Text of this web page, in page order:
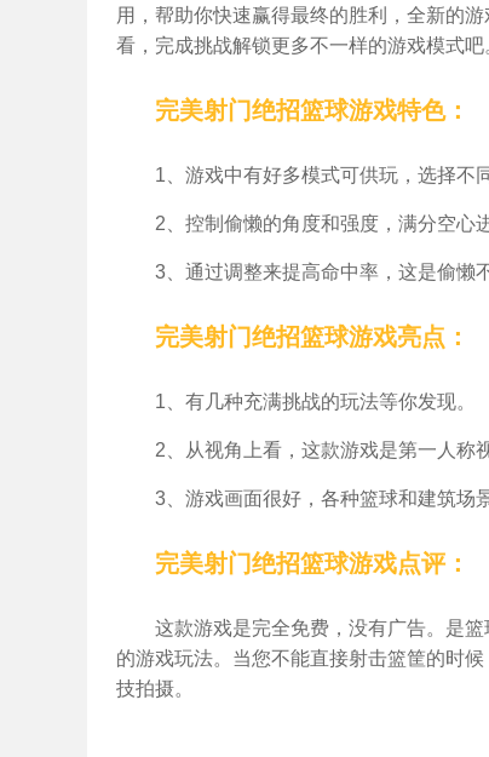
用，帮助你快速赢得最终的胜利，全新的
看，完成挑战解锁更多不一样的游戏模式吧
完美射门绝招篮球游戏特色：
1、游戏中有好多模式可供玩，选择不
2、控制偷懒的角度和强度，满分空心
3、通过调整来提高命中率，这是偷懒
完美射门绝招篮球游戏亮点：
1、有几种充满挑战的玩法等你发现。
2、从视角上看，这款游戏是第一人称
3、游戏画面很好，各种篮球和建筑场
完美射门绝招篮球游戏点评：
这款游戏是完全免费，没有广告。是
的游戏玩法。当您不能直接射击篮筐的时
技拍摄。